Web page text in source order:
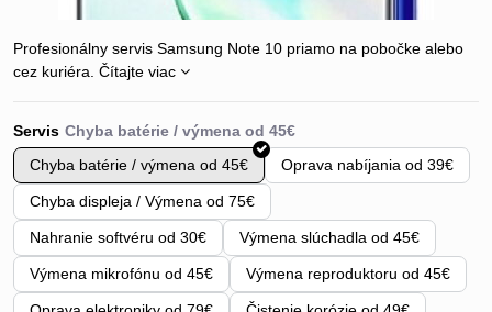
Profesionálny servis Samsung Note 10 priamo na pobočke alebo
cez kuriéra. Čítajte viac
Servis
Chyba batérie / výmena od 45€
Oprava nabíjania od 39€
Chyba displeja / Výmena od 75€
Nahranie softvéru od 30€ Výmena slúchadla od 45€
Výmena mikrofónu od 45€ Výmena reproduktoru od 45€